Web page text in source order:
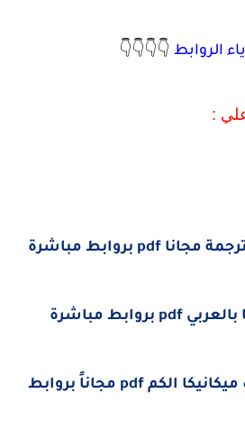
الروابط 👇👇👇👇
:
3- تحميل افضل كتب ميكانيكا الكم pdf مجاناً بروابط